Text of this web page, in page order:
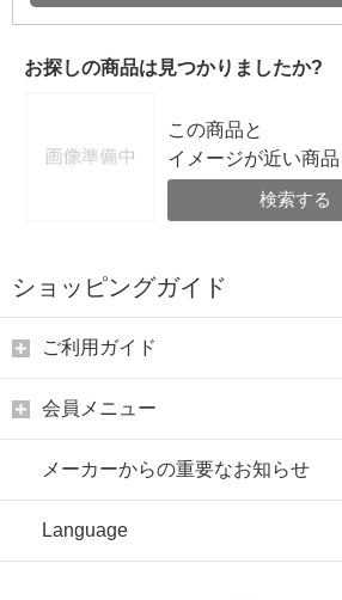
お探しの商品は見つかりましたか?
この商品と
イメージが近い商
検索する
ショッピングガイド
ご利用ガイド
会員メニュー
メーカーからの重要なお知らせ
Language